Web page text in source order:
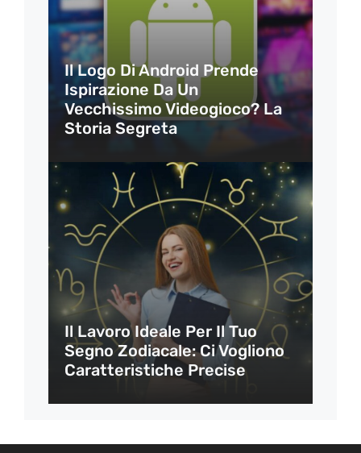
Il Logo Di Android Prende
Ispirazione Da Un
Vecchissimo Videogioco? La
Storia Segreta
Il Lavoro Ideale Per Il Tuo
Segno Zodiacale: Ci Vogliono
Caratteristiche Precise